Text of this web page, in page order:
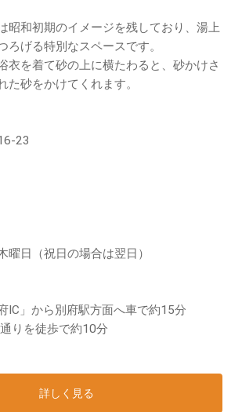
昭和初期のイメージを残しており、湯上
ろげる特別なスペースです。
衣を着て砂の上に横たわると、砂かけさ
た砂をかけてくれます。
23
曜日（祝日の場合は翌日）
IC」から別府駅方面へ車で約15分
りを徒歩で約10分
詳しく見る